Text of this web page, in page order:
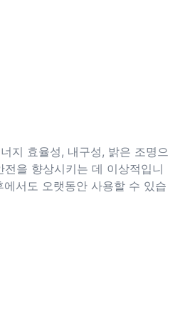
지 효율성, 내구성, 밝은 조명으
을 향상시키는 데 이상적입니
서도 오랫동안 사용할 수 있습